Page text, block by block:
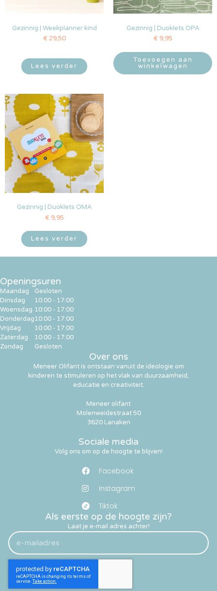
Gezinnig | Weekplanner kind
€ 29,50
Lees verder
Gezinnig | Duoklets OPA
€ 9,95
Toevoegen aan
winkelwagen
Gezinnig | Duoklets OMA
€ 9,95
Lees verder
Als eerste op de hoogte zijn?
Laat je e-mail adres achter!
Sociale media
Volg ons om op de hoogte te blijven!
Facebook
Instagram
Tiktok
Over ons
Meneer Olifant is ontstaan vanuit de ideologie om
kinderen te stimuleren op het vlak van duurzaamheid,
educatie en creativiteit.
Meneer olifant
Molenweidestraat 50
3620 Lanaken
Openingsuren
Maandag
Dinsdag
Woensdag
Donderdag
Vrijdag
Zaterdag
Zondag
Gesloten
10:00 - 17:00
10:00 - 17:00
10:00 - 17:00
10:00 - 17:00
10:00 - 17:00
Gesloten